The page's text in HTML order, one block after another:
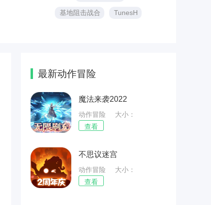
基地阻击战合 TunesH
最新动作冒险
魔法来袭2022
动作冒险
大小：
72.27MB
查看
不思议迷宫
动作冒险
大小：
71.22MB
查看